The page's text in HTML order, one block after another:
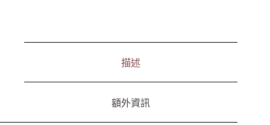
描述
額外資訊